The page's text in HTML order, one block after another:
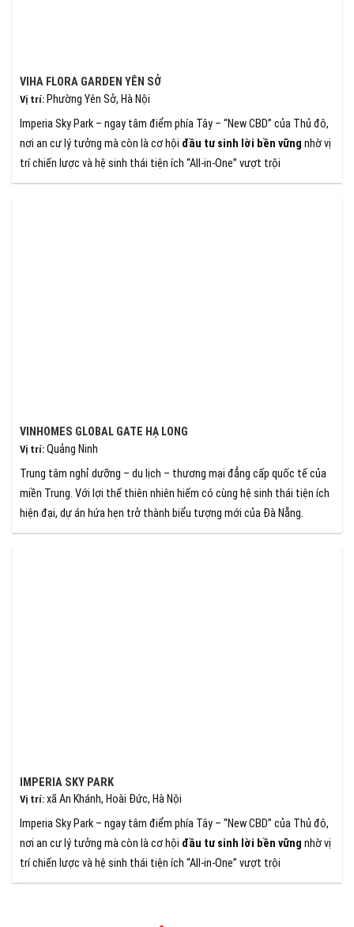
VIHA FLORA GARDEN YÊN SỞ
Vị trí:Phường Yên Sở, Hà Nội
Imperia Sky Park – ngay tâm điểm phía Tây – “New CBD” của Thủ đô,
nơi an cư lý tưởng mà còn là cơ hội đầu tư sinh lời bền vững nhờ vị
trí chiến lược và hệ sinh thái tiện ích “All-in-One” vượt trội
VINHOMES GLOBAL GATE HẠ LONG
Vị trí:Quảng Ninh
Trung tâm nghỉ dưỡng – du lịch – thương mại đẳng cấp quốc tế của
miền Trung. Với lợi thế thiên nhiên hiếm có cùng hệ sinh thái tiện ích
hiện đại, dự án hứa hẹn trở thành biểu tượng mới của Đà Nẵng.
IMPERIA SKY PARK
Vị trí:xã An Khánh, Hoài Đức, Hà Nội
Imperia Sky Park – ngay tâm điểm phía Tây – “New CBD” của Thủ đô,
nơi an cư lý tưởng mà còn là cơ hội đầu tư sinh lời bền vững nhờ vị
trí chiến lược và hệ sinh thái tiện ích “All-in-One” vượt trội